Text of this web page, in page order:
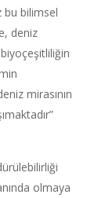
bu bilimsel
deniz
biyoçeşitliliğin
mirasının
olmaya